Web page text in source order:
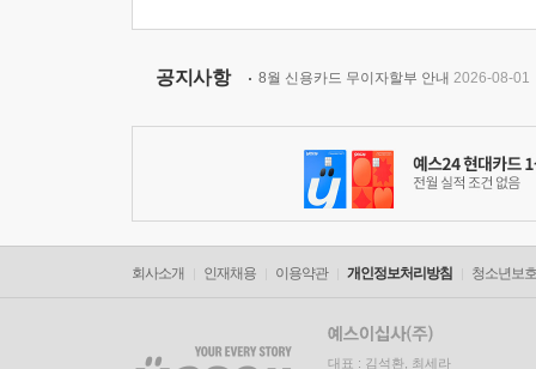
공지사항 8월 신용카드 무이자할부 안내 2026-08-01
회사소개 인재채용 이용약관 개인정보처리방침 청소년보
대표 : 김석환, 최세라